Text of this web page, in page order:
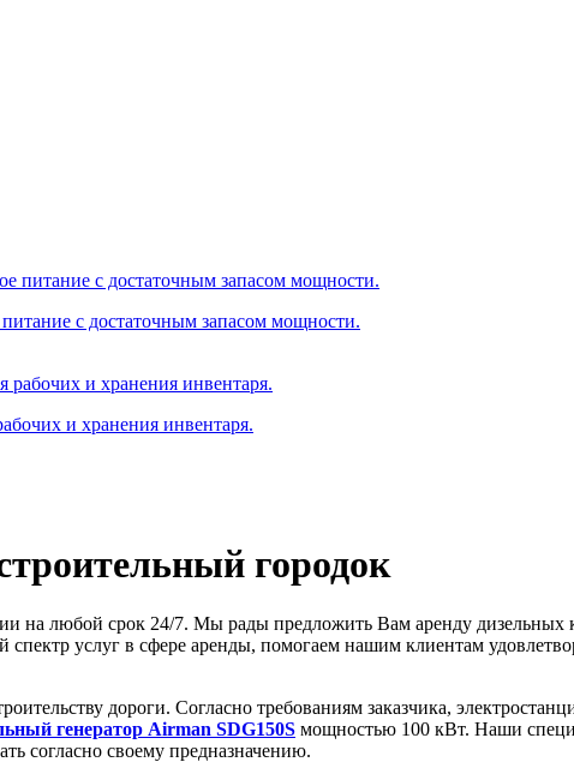
с достаточным запасом мощности.
и хранения инвентаря.
городок
на любой срок 24/7. Мы рады предложить Вам аренду дизельных
услуг в сфере аренды, помогаем нашим клиентам
дороги. Согласно требованиям заказчика,
генератор Airman SDG150S мощностью 100 кВт. Наши
согласно своему предназначению.